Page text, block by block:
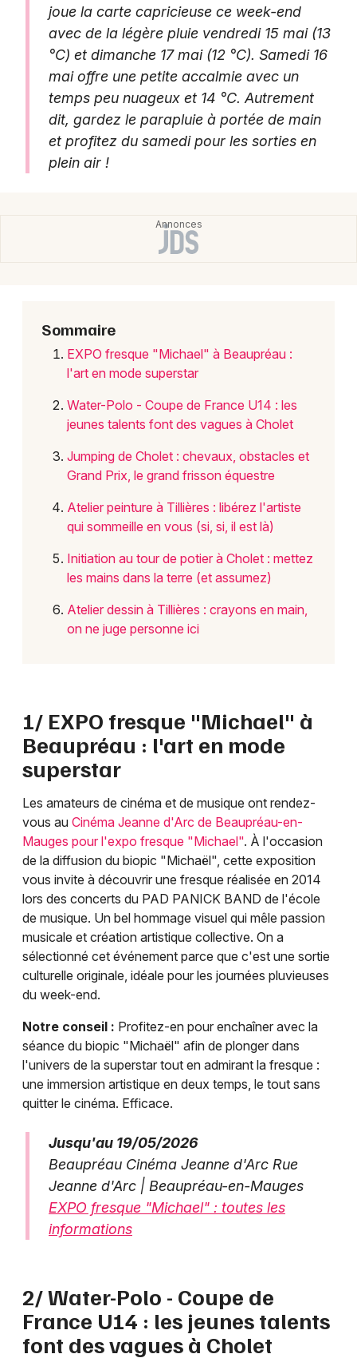
Newsletter des sorties
Artistes en tournée
Actus à Cholet
Magazine à Cholet
Mon email
Je m'abonne
joue la carte capricieuse ce week-end
avec de la légère pluie vendredi 15 mai (13
°C) et dimanche 17 mai (12 °C). Samedi 16
mai offre une petite accalmie avec un
temps peu nuageux et 14 °C. Autrement
dit, gardez le parapluie à portée de main
et profitez du samedi pour les sorties en
plein air !
Sommaire
EXPO fresque "Michael" à Beaupréau :
l'art en mode superstar
Water-Polo - Coupe de France U14 : les
jeunes talents font des vagues à Cholet
Jumping de Cholet : chevaux, obstacles et
Grand Prix, le grand frisson équestre
Atelier peinture à Tillières : libérez l'artiste
qui sommeille en vous (si, si, il est là)
Initiation au tour de potier à Cholet : mettez
les mains dans la terre (et assumez)
Atelier dessin à Tillières : crayons en main,
on ne juge personne ici
1/ EXPO fresque "Michael" à
Beaupréau : l'art en mode
superstar
Les amateurs de cinéma et de musique ont rendez-
vous au Cinéma Jeanne d'Arc de Beaupréau-en-
Mauges pour l'expo fresque "Michael". À l'occasion
de la diffusion du biopic "Michaël", cette exposition
vous invite à découvrir une fresque réalisée en 2014
lors des concerts du PAD PANICK BAND de l'école
de musique. Un bel hommage visuel qui mêle passion
musicale et création artistique collective. On a
sélectionné cet événement parce que c'est une sortie
culturelle originale, idéale pour les journées pluvieuses
du week-end.
Notre conseil : Profitez-en pour enchaîner avec la
séance du biopic "Michaël" afin de plonger dans
l'univers de la superstar tout en admirant la fresque :
une immersion artistique en deux temps, le tout sans
quitter le cinéma. Efficace.
Jusqu'au 19/05/2026
Beaupréau Cinéma Jeanne d'Arc Rue
Jeanne d'Arc | Beaupréau-en-Mauges
EXPO fresque "Michael" : toutes les
informations
2/ Water-Polo - Coupe de
France U14 : les jeunes talents
font des vagues à Cholet